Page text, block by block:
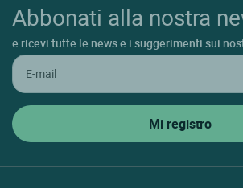
Abbonati alla nostra
e ricevi tutte le news e i suggerimenti sui